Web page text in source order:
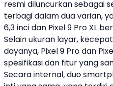
resmi diluncurkan sebagai
terbagi dalam dua varian,
6,3 inci dan Pixel 9 Pro XL
Selain ukuran layar,
dayanya, Pixel 9 Pro dan
spesifikasi dan fitur yang
Secara internal, duo